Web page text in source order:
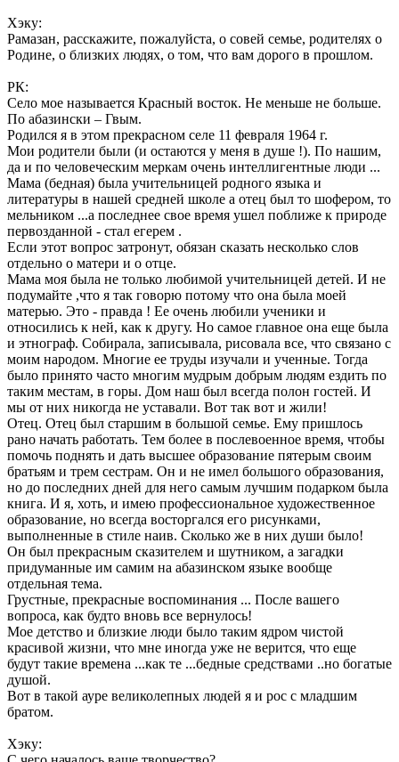
Хэку:
Рамазан, расскажите, пожалуйста, о совей семье, родителях о
Родине, о близких людях, о том, что вам дорого в прошлом.
РК:
Село мое называется Красный восток. Не меньше не больше.
По абазински – Гвым.
Родился я в этом прекрасном селе 11 февраля 1964 г.
Мои родители были (и остаются у меня в душе !). По нашим,
да и по человеческим меркам очень интеллигентные люди ...
Мама (бедная) была учительницей родного языка и
литературы в нашей средней школе а отец был то шофером, то
мельником ...а последнее свое время ушел поближе к природе
первозданной - стал егерем .
Если этот вопрос затронут, обязан сказать несколько слов
отдельно о матери и о отце.
Мама моя была не только любимой учительницей детей. И не
подумайте ,что я так говорю потому что она была моей
матерью. Это - правда ! Ее очень любили ученики и
относились к ней, как к другу. Но самое главное она еще была
и этнограф. Собирала, записывала, рисовала все, что связано с
моим народом. Многие ее труды изучали и ученные. Тогда
было принято часто многим мудрым добрым людям ездить по
таким местам, в горы. Дом наш был всегда полон гостей. И
мы от них никогда не уставали. Вот так вот и жили!
Отец. Отец был старшим в большой семье. Ему пришлось
рано начать работать. Тем более в послевоенное время, чтобы
помочь поднять и дать высшее образование пятерым своим
братьям и трем сестрам. Он и не имел большого образования,
но до последних дней для него самым лучшим подарком была
книга. И я, хоть, и имею профессиональное художественное
образование, но всегда восторгался его рисунками,
выполненные в стиле наив. Сколько же в них души было!
Он был прекрасным сказителем и шутником, а загадки
придуманные им самим на абазинском языке вообще
отдельная тема.
Грустные, прекрасные воспоминания ... После вашего
вопроса, как будто вновь все вернулось!
Мое детство и близкие люди было таким ядром чистой
красивой жизни, что мне иногда уже не верится, что еще
будут такие времена ...как те ...бедные средствами ..но богатые
душой.
Вот в такой ауре великолепных людей я и рос с младшим
братом.
Хэку: